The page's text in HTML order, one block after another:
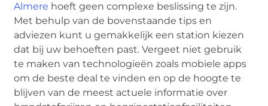
Almere hoeft geen complexe beslissing te zijn.
Met behulp van de bovenstaande tips en
adviezen kunt u gemakkelijk een station kiezen
dat bij uw behoeften past. Vergeet niet gebruik
te maken van technologieën zoals mobiele apps
om de beste deal te vinden en op de hoogte te
blijven van de meest actuele informatie over